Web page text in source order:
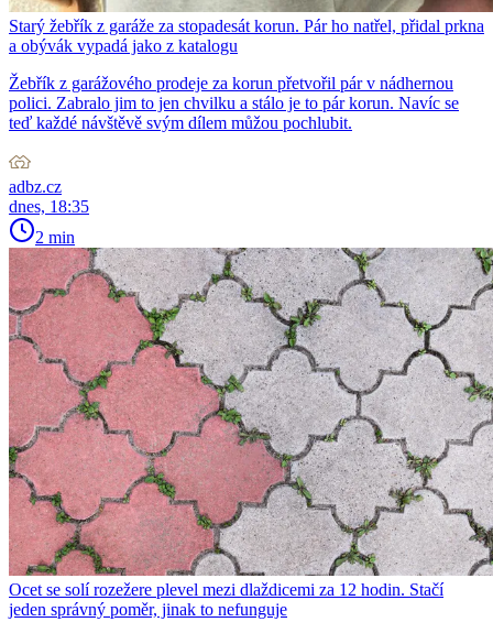
Starý žebřík z garáže za stopadesát korun. Pár ho natřel, přidal prkna
a obývák vypadá jako z katalogu
Žebřík z garážového prodeje za korun přetvořil pár v nádhernou
polici. Zabralo jim to jen chvilku a stálo je to pár korun. Navíc se
teď každé návštěvě svým dílem můžou pochlubit.
adbz.cz
dnes, 18:35
2 min
Ocet se solí rozežere plevel mezi dlaždicemi za 12 hodin. Stačí
jeden správný poměr, jinak to nefunguje